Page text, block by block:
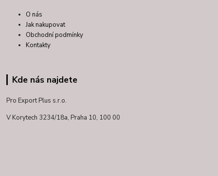
O nás
Jak nakupovat
Obchodní podmínky
Kontakty
Kde nás najdete
Pro Export Plus s.r.o.
V Korytech 3234/18a, Praha 10, 100 00